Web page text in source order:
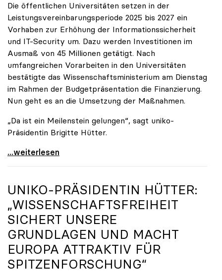
Die öffentlichen Universitäten setzen in der
Leistungsvereinbarungsperiode 2025 bis 2027 ein
Vorhaben zur Erhöhung der Informationssicherheit
und IT-Security um. Dazu werden Investitionen im
Ausmaß von 45 Millionen getätigt. Nach
umfangreichen Vorarbeiten in den Universitäten
bestätigte das Wissenschaftsministerium am Dienstag
im Rahmen der Budgetpräsentation die Finanzierung.
Nun geht es an die Umsetzung der Maßnahmen.
„Da ist ein Meilenstein gelungen“, sagt uniko-
Präsidentin Brigitte Hütter.
Universitäten wappnen sich gegen zunehmende Gefahr
...weiterlesen
UNIKO-PRÄSIDENTIN HÜTTER:
„WISSENSCHAFTSFREIHEIT
SICHERT UNSERE
GRUNDLAGEN UND MACHT
EUROPA ATTRAKTIV FÜR
SPITZENFORSCHUNG“